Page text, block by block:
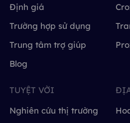
Định giá
Trường hợp sử dụng
Trung tâm trợ giúp
Blog
TUYỆT VỜI
Nghiên cứu thị trường